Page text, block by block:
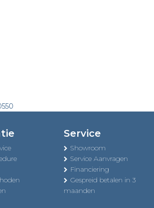
Service
Showroom
Service Aanvragen
Financiering
Gespreid betalen in 3
maanden